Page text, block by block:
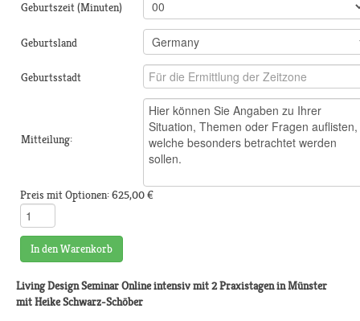
Geburtszeit (Minuten)
Geburtsland
Geburtsstadt
Mitteilung:
Preis mit Optionen:625,00 €
In den Warenkorb
Living Design Seminar Online intensiv mit 2 Praxistagen in Münster
mit Heike Schwarz-Schöber